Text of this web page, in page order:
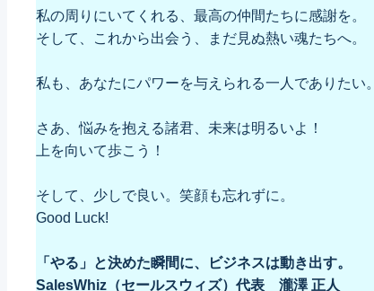
私の周りにいてくれる、最高の仲間たちに感謝を。
そして、これから出会う、まだ見ぬ熱い魂たちへ。
私も、あなたにパワーを与えられる一人でありたい。
さあ、悩みを抱える諸君、未来は明るいよ！
上を向いて歩こう！
そして、少しで良い。笑顔も忘れずに。
Good Luck!
「やる」と決めた瞬間に、ビジネスは動き出す。
SalesWhiz（セールスウィズ）代表 瀧澤 正人